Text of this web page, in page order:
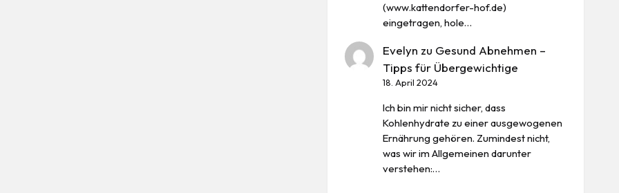
(www.kattendorfer-hof.de)
eingetragen, hole…
Evelyn zu Gesund Abnehmen –
Tipps für Übergewichtige
18. April 2024
Ich bin mir nicht sicher, dass
Kohlenhydrate zu einer ausgewogenen
Ernährung gehören. Zumindest nicht,
was wir im Allgemeinen darunter
verstehen:…